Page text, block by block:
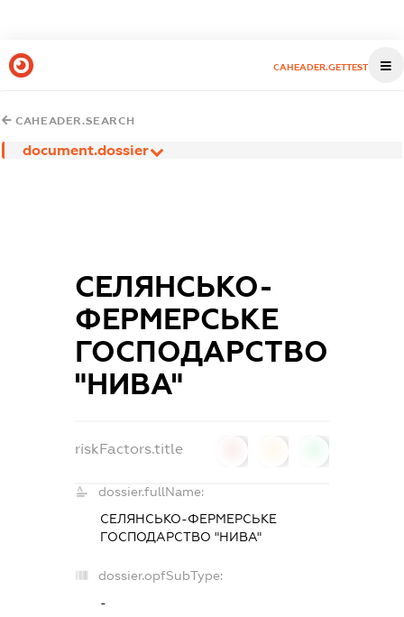
CAHEADER.GETTEST
CAHEADER.SEARCH
document.dossier
СЕЛЯНСЬКО-
ФЕРМЕРСЬКЕ
ГОСПОДАРСТВО
"НИВА"
riskFactors.title
dossier.fullName:
СЕЛЯНСЬКО-ФЕРМЕРСЬКЕ
ГОСПОДАРСТВО "НИВА"
dossier.opfSubType:
-